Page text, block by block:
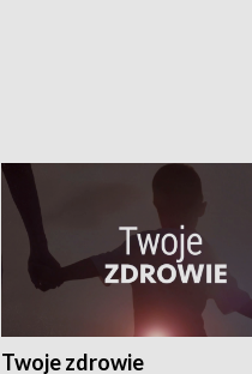
Twoje zdrowie